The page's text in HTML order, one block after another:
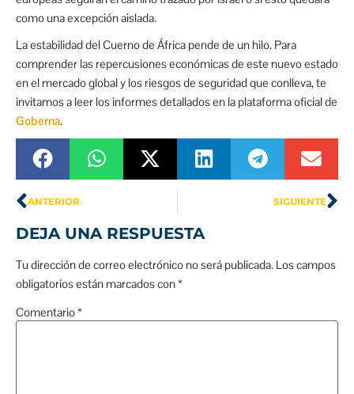
como una excepción aislada.
La estabilidad del Cuerno de África pende de un hilo. Para
comprender las repercusiones económicas de este nuevo estado
en el mercado global y los riesgos de seguridad que conlleva, te
invitamos a leer los informes detallados en la plataforma oficial de
Goberna.
ANTERIOR SIGUIENTE
DEJA UNA RESPUESTA
Tu dirección de correo electrónico no será publicada. Los campos
obligatorios están marcados con*
Comentario*